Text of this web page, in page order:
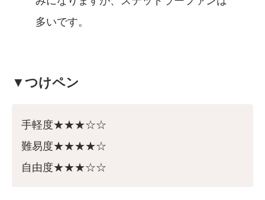
多いです。
▼つけペン
手軽度★★★☆☆
難易度★★★★☆
自由度★★★☆☆